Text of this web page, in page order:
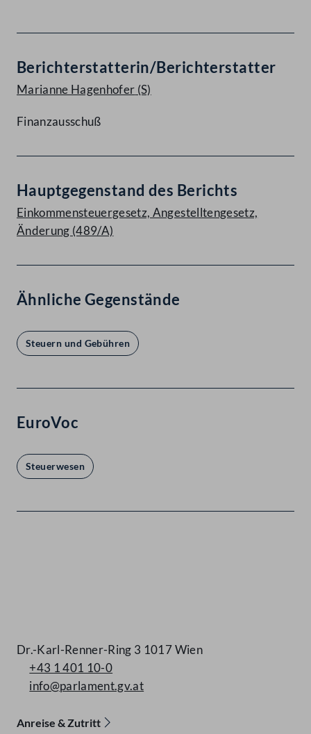
Berichterstatterin/Berichterstatter
Marianne Hagenhofer (S)
Finanzausschuß
Hauptgegenstand des Berichts
Einkommensteuergesetz, Angestelltengesetz,
Änderung (489/A)
Ähnliche Gegenstände
Steuern und Gebühren
EuroVoc
Steuerwesen
Dr.-Karl-Renner-Ring 3 1017 Wien
+43 1 401 10-0
info@parlament.gv.at
Anreise & Zutritt